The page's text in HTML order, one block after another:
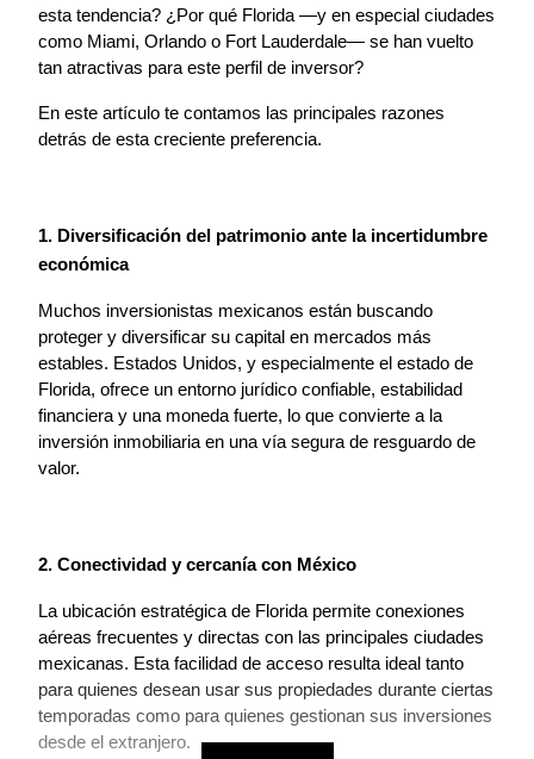
esta tendencia? ¿Por qué Florida —y en especial ciudades
como Miami, Orlando o Fort Lauderdale— se han vuelto
tan atractivas para este perfil de inversor?
En este artículo te contamos las principales razones
detrás de esta creciente preferencia.
1. Diversificación del patrimonio ante la incertidumbre
económica
Muchos inversionistas mexicanos están buscando
proteger y diversificar su capital en mercados más
estables. Estados Unidos, y especialmente el estado de
Florida, ofrece un entorno jurídico confiable, estabilidad
financiera y una moneda fuerte, lo que convierte a la
inversión inmobiliaria en una vía segura de resguardo de
valor.
2. Conectividad y cercanía con México
La ubicación estratégica de Florida permite conexiones
aéreas frecuentes y directas con las principales ciudades
mexicanas. Esta facilidad de acceso resulta ideal tanto
para quienes desean usar sus propiedades durante ciertas
temporadas como para quienes gestionan sus inversiones
desde el extranjero.